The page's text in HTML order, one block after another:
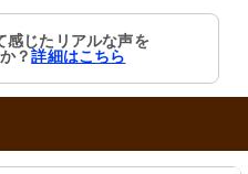
感じたリアルな声を
？詳細はこちら